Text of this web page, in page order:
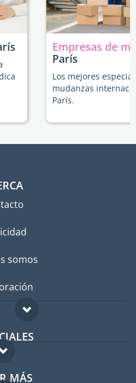
Empresas de
París
Los mejores
mudanzas
París.
somos
MÁS